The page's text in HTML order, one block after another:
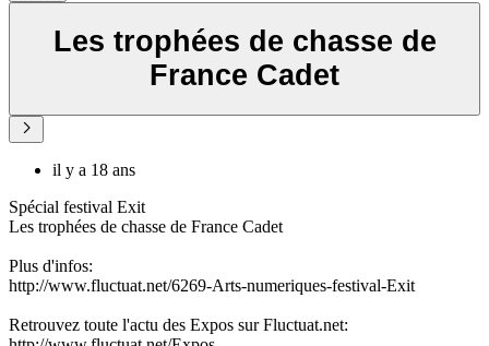
Les trophées de chasse de
France Cadet
il y a 18 ans
Spécial festival Exit
Les trophées de chasse de France Cadet
Plus d'infos:
http://www.fluctuat.net/6269-Arts-numeriques-festival-Exit
Retrouvez toute l'actu des Expos sur Fluctuat.net: